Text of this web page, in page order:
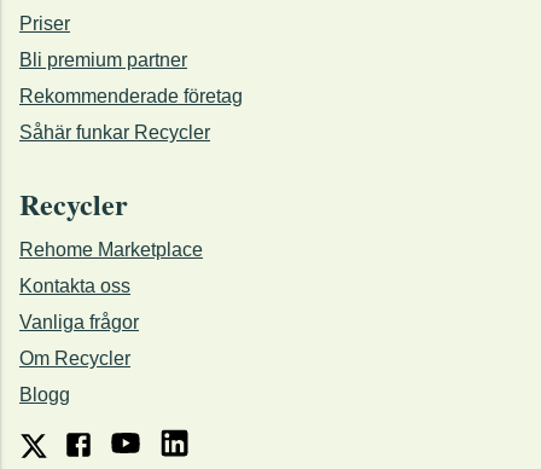
Priser
Bli premium partner
Rekommenderade företag
Såhär funkar Recycler
Recycler
Rehome Marketplace
Kontakta oss
Vanliga frågor
Om Recycler
Blogg